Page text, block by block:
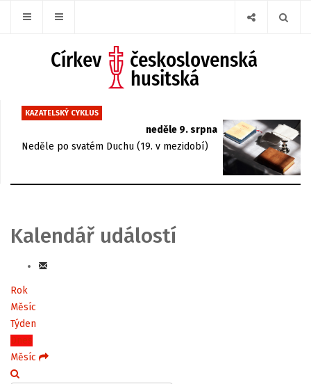
KAZATELSKÝ CYKLUS
neděle 9. srpna
Neděle po svatém Duchu (19. v mezidobí)
Kalendář událostí
Rok
Měsíc
Týden
Dnes
Měsíc